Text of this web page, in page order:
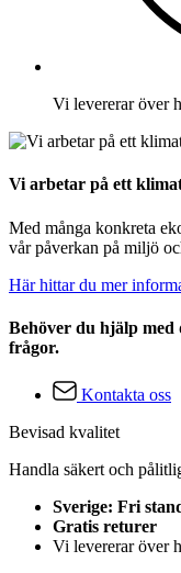
Vi levererar över
Vi arbetar på ett
Med många konkreta
vår påverkan på miljö
Här hittar du mer
Behöver du hjälp med
frågor.
Kontakta oss
Bevisad kvalitet
Handla säkert och
Sverige: Fri
Gratis returer
Vi levererar över